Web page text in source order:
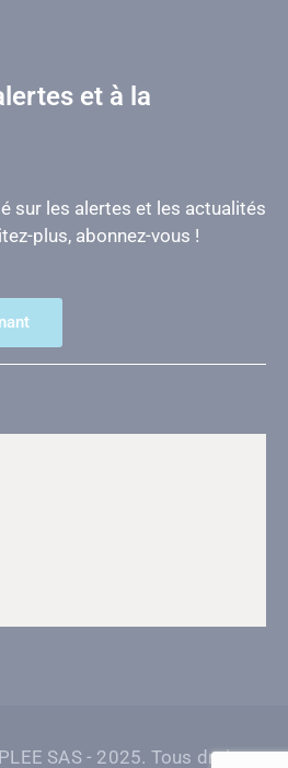
et à la
sur les alertes et les actualités
plus, abonnez-vous !
SAS - 2025. Tous droits